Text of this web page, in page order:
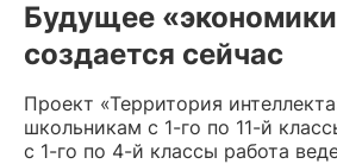
Будущее
создается сейчас
Проект «Территория
школьникам с 1-го по 11-й
с 1-го по 4-й классы работа